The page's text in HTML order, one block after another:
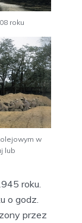
roku
w
lub
roku.
o godz.
przez